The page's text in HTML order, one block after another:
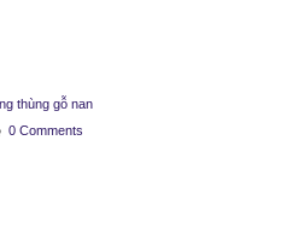
thùng gỗ nan
0 Comments